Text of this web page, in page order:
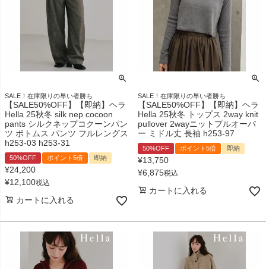
SALE！在庫限りの早い者勝ち
【SALE50%OFF】【即納】ヘラ
Hella 25秋冬 silk nep cocoon
pants シルクネップコクーンパン
ツ ボトムス パンツ フルレングス
h253-03 h253-31
50%OFF ポイント5倍 即納
¥24,200
¥12,100税込
カートに入れる
SALE！在庫限りの早い者勝ち
【SALE50%OFF】【即納】ヘラ
Hella 25秋冬 トップス 2way knit
pullover 2wayニットプルオーバ
ー ミドル丈 長袖 h253-97
50%OFF ポイント5倍 即納
¥13,750
¥6,875税込
カートに入れる